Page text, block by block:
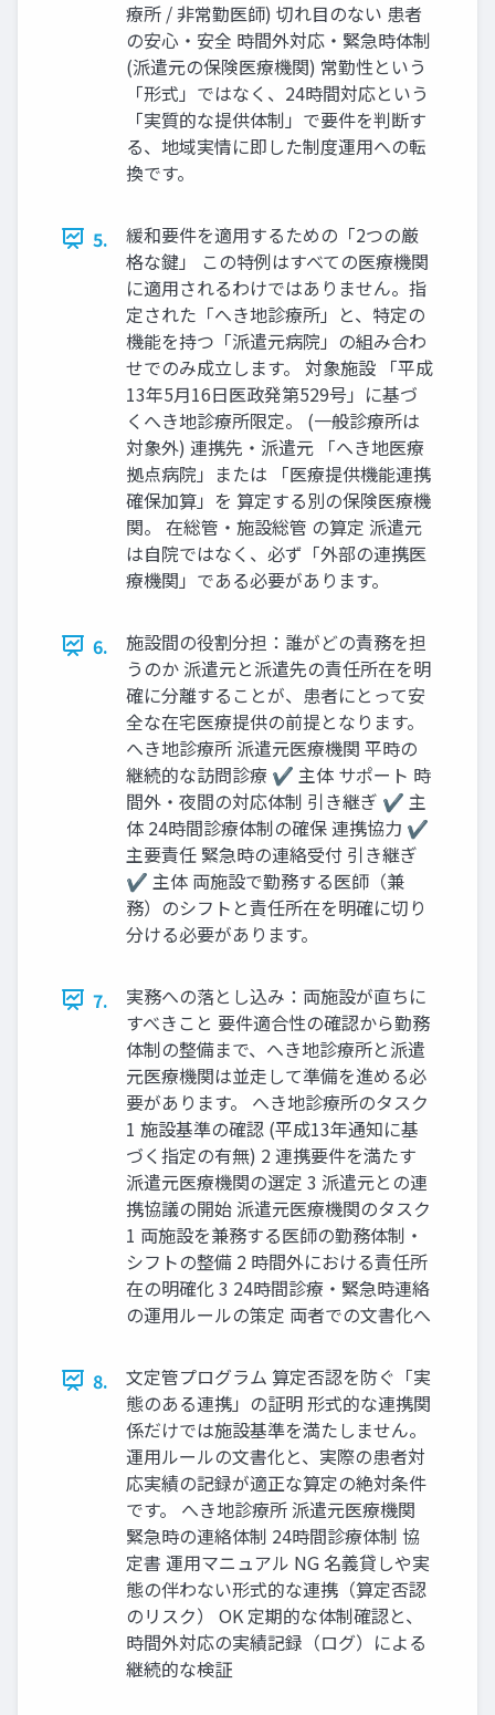
療所 / 非常勤医師) 切れ目のない 患者
の安心・安全 時間外対応・緊急時体制
(派遣元の保険医療機関) 常勤性という
「形式」ではなく、24時間対応という
「実質的な提供体制」で要件を判断す
る、地域実情に即した制度運用への転
換です。
5.
緩和要件を適用するための「2つの厳
格な鍵」 この特例はすべての医療機関
に適用されるわけではありません。指
定された「へき地診療所」と、特定の
機能を持つ「派遣元病院」の組み合わ
せでのみ成立します。 対象施設 「平成
13年5月16日医政発第529号」に基づ
くへき地診療所限定。 (一般診療所は
対象外) 連携先・派遣元 「へき地医療
拠点病院」または 「医療提供機能連携
確保加算」を 算定する別の保険医療機
関。 在総管・施設総管 の算定 派遣元
は自院ではなく、必ず「外部の連携医
療機関」である必要があります。
6.
施設間の役割分担：誰がどの責務を担
うのか 派遣元と派遣先の責任所在を明
確に分離することが、患者にとって安
全な在宅医療提供の前提となります。
へき地診療所 派遣元医療機関 平時の
継続的な訪問診療 ✔ 主体 サポート 時
間外・夜間の対応体制 引き継ぎ ✔ 主
体 24時間診療体制の確保 連携協力 ✔
主要責任 緊急時の連絡受付 引き継ぎ
✔ 主体 両施設で勤務する医師（兼
務）のシフトと責任所在を明確に切り
分ける必要があります。
7.
実務への落とし込み：両施設が直ちに
すべきこと 要件適合性の確認から勤務
体制の整備まで、へき地診療所と派遣
元医療機関は並走して準備を進める必
要があります。 へき地診療所のタスク
1 施設基準の確認 (平成13年通知に基
づく指定の有無) 2 連携要件を満たす
派遣元医療機関の選定 3 派遣元との連
携協議の開始 派遣元医療機関のタスク
1 両施設を兼務する医師の勤務体制・
シフトの整備 2 時間外における責任所
在の明確化 3 24時間診療・緊急時連絡
の運用ルールの策定 両者での文書化へ
8.
文定管プログラム 算定否認を防ぐ「実
態のある連携」の証明 形式的な連携関
係だけでは施設基準を満たしません。
運用ルールの文書化と、実際の患者対
応実績の記録が適正な算定の絶対条件
です。 へき地診療所 派遣元医療機関
緊急時の連絡体制 24時間診療体制 協
定書 運用マニュアル NG 名義貸しや実
態の伴わない形式的な連携（算定否認
のリスク） OK 定期的な体制確認と、
時間外対応の実績記録（ログ）による
継続的な検証